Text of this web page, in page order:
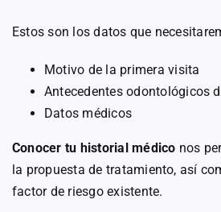
Estos son los datos que
Motivo de la primera visita
Antecedentes odontológicos
Datos médicos
Conocer tu historial médico nos
la propuesta de tratamiento, así
factor de riesgo existente.